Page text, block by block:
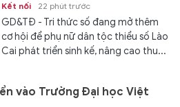
Kết nối 22 phút trước
GD&TĐ - Tri thức số đang mở thêm
cơ hội để phụ nữ dân tộc thiểu số Lào
Cai phát triển sinh kế, nâng cao thu...
vào Trường Đại học Việt